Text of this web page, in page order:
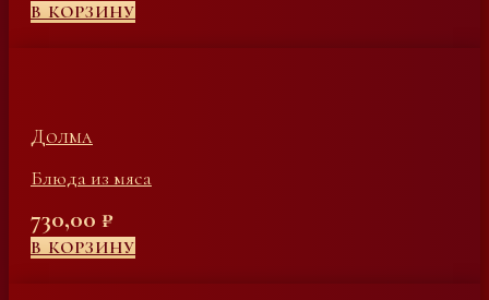
В КОРЗИНУ
Долма
Блюда из мяса
730,00 ₽
В КОРЗИНУ